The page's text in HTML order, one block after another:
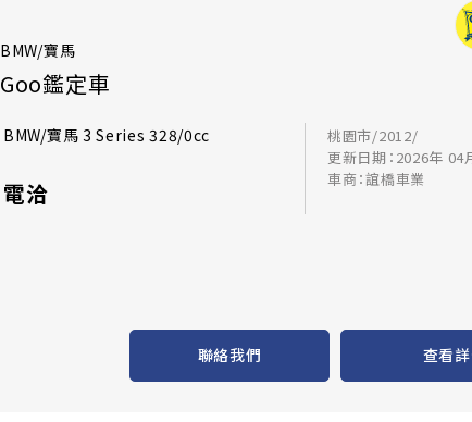
BMW/寶馬
Goo鑑定車
BMW/寶馬 3 Series 328/0cc
電洽
桃園市/2012/
更新日期：2026年 04
車商：誼橋車業
聯絡我們 查看